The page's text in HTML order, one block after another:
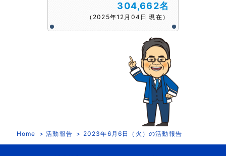
304,662名
（2025年12月04日 現在）
Home 活動報告 2023年6月6日（火）の活動報告